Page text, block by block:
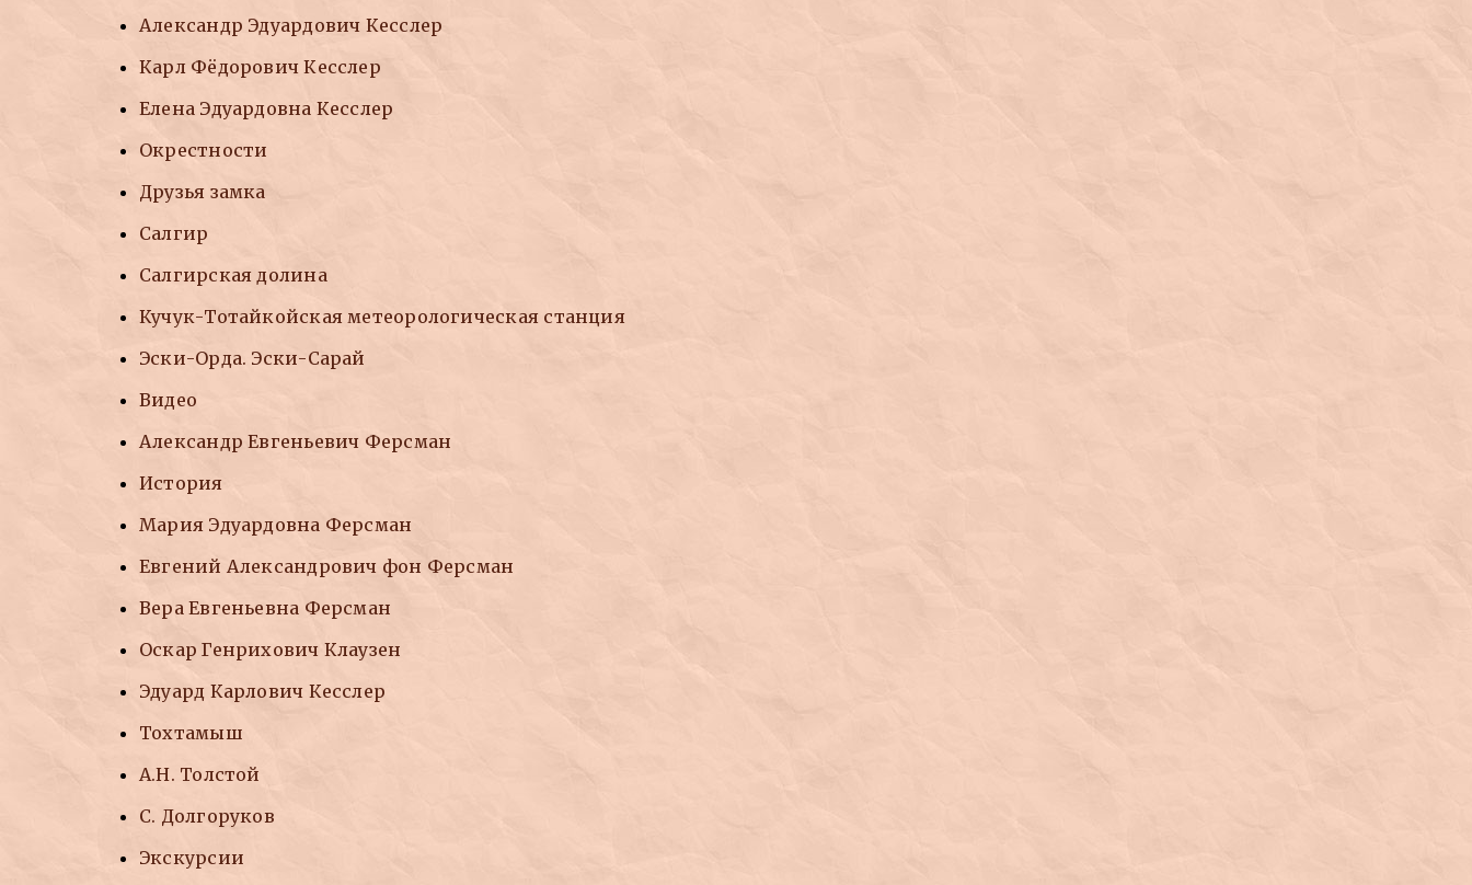
Александр Эдуардович Кесслер
Карл Фёдорович Кесслер
Елена Эдуардовна Кесслер
Окрестности
Друзья замка
Салгир
Салгирская долина
Кучук-Тотайкойская метеорологическая станция
Эски-Орда. Эски-Сарай
Видео
Александр Евгеньевич Ферсман
История
Мария Эдуардовна Ферсман
Евгений Александрович фон Ферсман
Вера Евгеньевна Ферсман
Оскар Генрихович Клаузен
Эдуард Карлович Кесслер
Тохтамыш
А.Н. Толстой
С. Долгоруков
Экскурсии